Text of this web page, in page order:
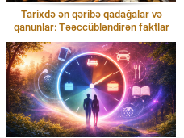
Tarixdə ən qəribə qadağalar və
qanunlar: Təəccübləndirən faktlar